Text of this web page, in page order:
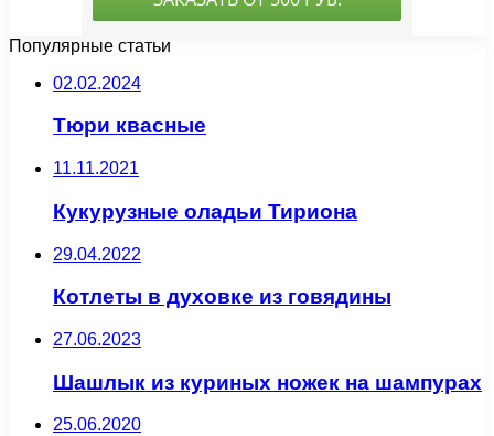
Популярные статьи
02.02.2024
Тюри квасные
11.11.2021
Кукурузные оладьи Тириона
29.04.2022
Котлеты в духовке из говядины
27.06.2023
Шашлык из куриных ножек на шампурах
25.06.2020